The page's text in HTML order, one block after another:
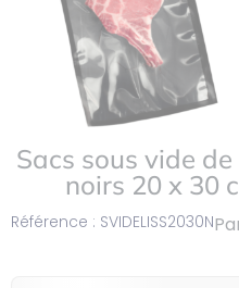
Référence : SVIDELISS2030N
Sacs sous vide
noirs 20 x 30